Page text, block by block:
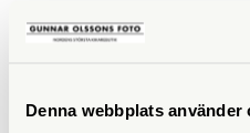
Denna webbplats använder
ljusmätare för mätning av
nog att få plats i bröstfickan
yrkesfotografer världen över.